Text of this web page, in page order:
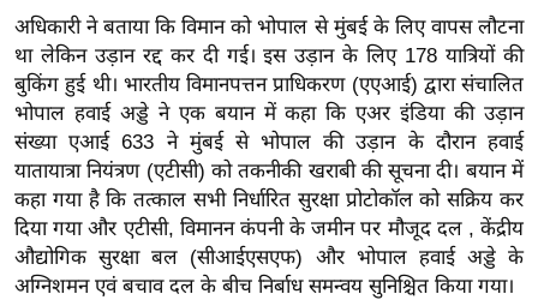
सा
ल
श
ख्सि
य
त
यं
ग
इं
अधिकारी ने बताया कि विमान को भोपाल से मुंबई के लिए वापस लौटना
था लेकिन उड़ान रद्द कर दी गई। इस उड़ान के लिए 178 यात्रियों की
बुकिंग हुई थी। भारतीय विमानपत्तन प्राधिकरण (एएआई) द्वारा संचालित
भोपाल हवाई अड्डे ने एक बयान में कहा कि एअर इंडिया की उड़ान
संख्या एआई 633 ने मुंबई से भोपाल की उड़ान के दौरान हवाई
यातायात्रा नियंत्रण (एटीसी) को तकनीकी खराबी की सूचना दी। बयान में
कहा गया है कि तत्काल सभी निर्धारित सुरक्षा प्रोटोकॉल को सक्रिय कर
दिया गया और एटीसी, विमानन कंपनी के जमीन पर मौजूद दल , केंद्रीय
औद्योगिक सुरक्षा बल (सीआईएसएफ) और भोपाल हवाई अड्डे के
अग्निशमन एवं बचाव दल के बीच निर्बाध समन्वय सुनिश्चित किया गया।